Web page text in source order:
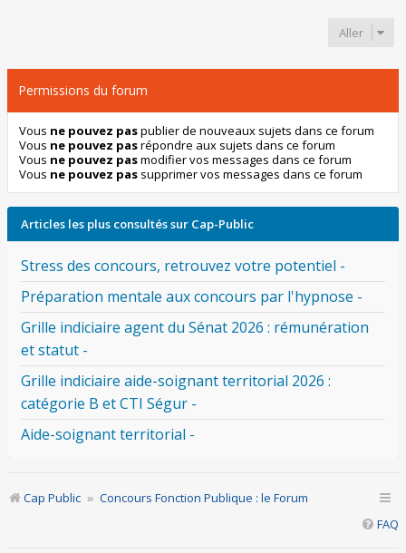
Aller
Permissions du forum
Vous ne pouvez paspublier de nouveaux sujets dans ce forum
Vous ne pouvez pasrépondre aux sujets dans ce forum
Vous ne pouvez pasmodifier vos messages dans ce forum
Vous ne pouvez pas supprimer vos messages dans ce forum
Articles les plus consultés sur Cap-Public
Stress des concours, retrouvez votre potentiel -
Préparation mentale aux concours par l'hypnose -
Grille indiciaire agent du Sénat 2026 : rémunération
et statut -
Grille indiciaire aide-soignant territorial 2026 :
catégorie B et CTI Ségur -
Aide-soignant territorial -
Cap Public
Concours Fonction Publique : le Forum
FAQ